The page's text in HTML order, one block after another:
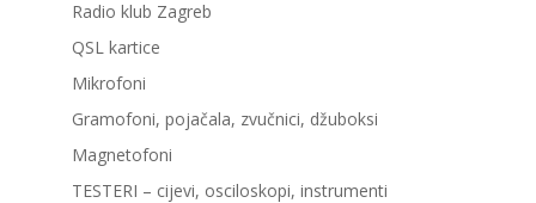
Radio klub Zagreb
QSL kartice
Mikrofoni
Gramofoni, pojačala, zvučnici, džuboksi
Magnetofoni
TESTERI – cijevi, osciloskopi, instrumenti